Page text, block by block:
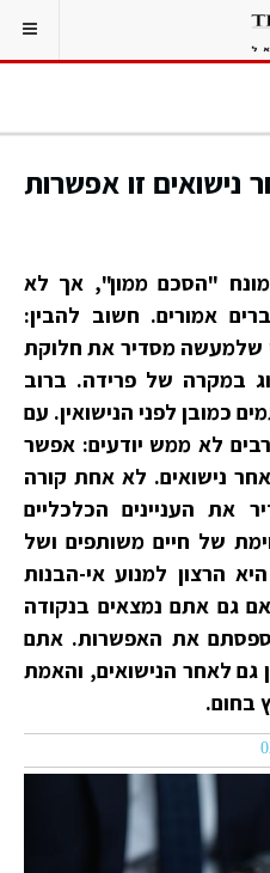
זו אפשרות
"הסכם ממון", אך לא
אמורים. חשוב להבין:
שלמעשה מסדיר את חלוקת
במקרה של פרידה. ברוב
כמובן לפני הנישואין. עם
לא ממש יודעים: אפשר
נישואים. לא אחת קורה
את העניינים הכלכליים
של חיים משותפים ושל
הרצון למנוע אי-הבנות
גם אתם נמצאים בנקודה
את האפשרות. אתם
גם לאחר הנישואים, והאמת
בחום.